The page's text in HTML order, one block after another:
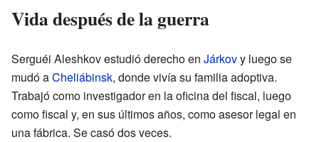
Vida después de la guerra
Serguéi Aleshkov estudió derecho en Járkovy luego se
mudó aCheliábinsk, donde vivía su familia adoptiva.
Trabajó como investigador en la oficina del fiscal, luego
como fiscal y, en sus últimos años, como asesor legal en
una fábrica. Se casó dos veces.